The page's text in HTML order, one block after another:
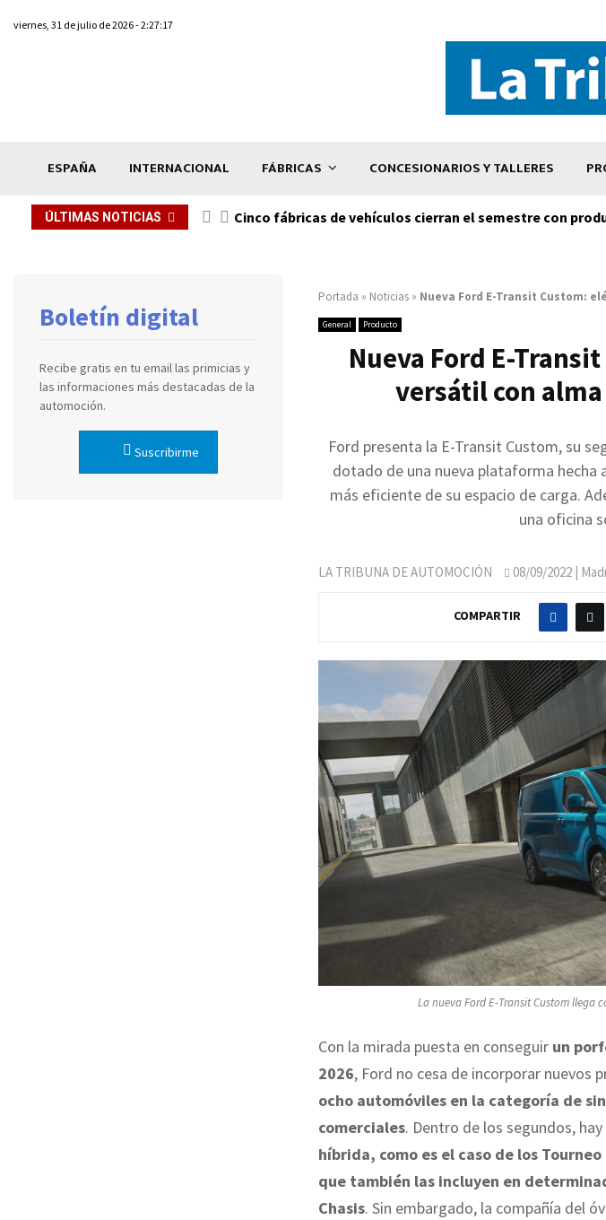
viernes, 31 de julio de 2026 - 2:27:17
ESPAÑA INTERNACIONAL FÁBRICAS CONCESIONARIOS Y TALLERES
ÚLTIMAS NOTICIAS Cinco fábricas de vehículos cierran el semestre con
Portada » Noticias » Nueva Ford E-Transit Custom:
General Producto
Nueva Ford E-
versátil con
Ford presenta la E-Transit Custom, su
dotado de una nueva plataforma hecha
más eficiente de su espacio de carga.
una oficina
LA TRIBUNA DE AUTOMOCIÓN 08/09/2022 |
COMPARTIR
La nueva Ford E-Transit Custom llega
Con la mirada puesta en conseguir un
2026, Ford no cesa de incorporar nuevos
ocho automóviles en la categoría de
comerciales. Dentro de los segundos, hay
híbrida, como es el caso de los
que también las incluyen en
Chasis. Sin embargado, la compañía del
Boletín digital
Recibe gratis en tu email las primicias y
las informaciones más destacadas de la
automoción.
Suscribirme